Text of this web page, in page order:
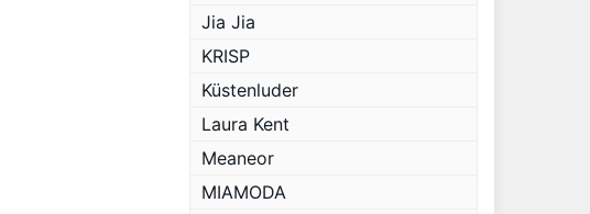
Jia Jia
KRISP
Küstenluder
Laura Kent
Meaneor
MIAMODA